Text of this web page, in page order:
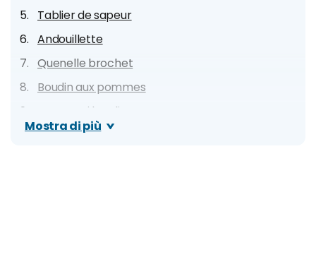
Tablier de sapeur
Andouillette
Quenelle brochet
Boudin aux pommes
Formaggi locali
Coussin de Lyon
Mostra di più